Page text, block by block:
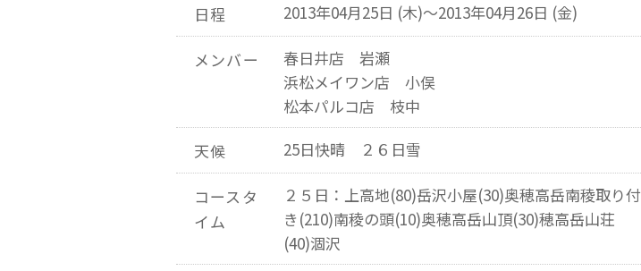
日程 2013年04月25日 (木)～2013年04月26日 (金)
メンバー
春日井店 岩瀬
浜松メイワン店 小俣
松本パルコ店 枝中
天候
25日快晴 ２６日雪
コースタ
イム
２５日：上高地(80)岳沢小屋(30)奥穂高岳南稜取り付
き(210)南稜の頭(10)奥穂高岳山頂(30)穂高岳山荘
(40)涸沢